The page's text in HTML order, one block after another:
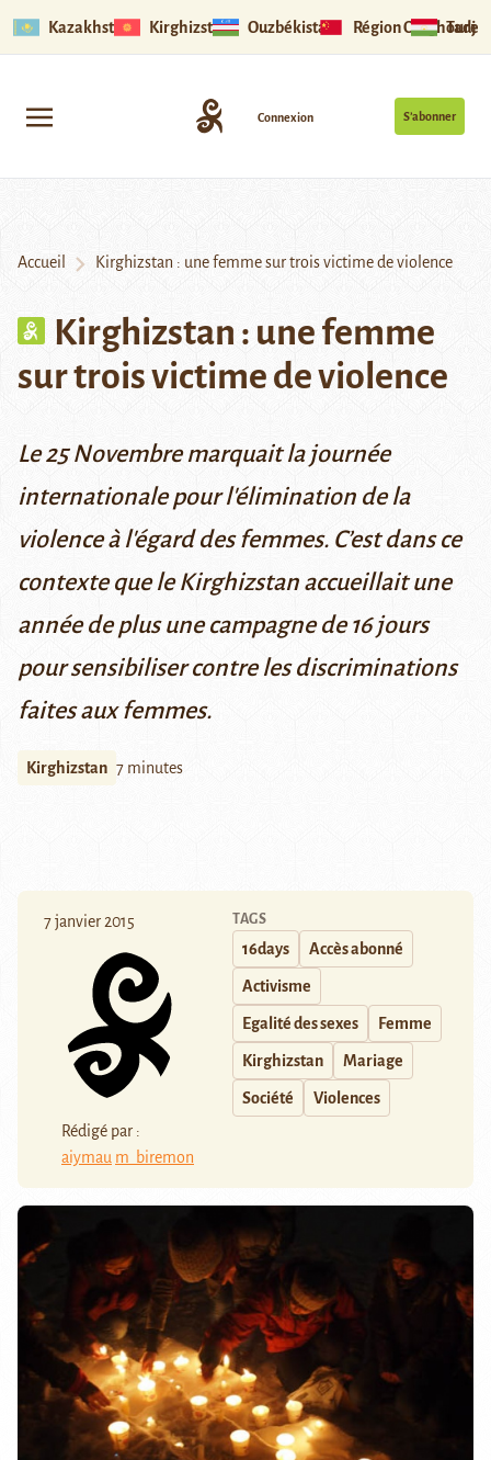
Kazakhstan Kirghizstan Ouzbékistan Région Ouïghoure
S’abonner
Connexion
Accueil Kirghizstan : une femme sur trois victime de violence
Kirghizstan : une femme
sur trois victime de violence
Le 25 Novembre marquait la journée
internationale pour l'élimination de la
violence à l'égard des femmes. C’est dans ce
contexte que le Kirghizstan accueillait une
année de plus une campagne de 16 jours
pour sensibiliser contre les discriminations
faites aux femmes.
Kirghizstan 7 minutes
7 janvier 2015
Rédigé par :
aiymau m_biremon
TAGS
16days Accès abonné
Activisme
Egalité des sexes Femme
Kirghizstan Mariage
Société Violences